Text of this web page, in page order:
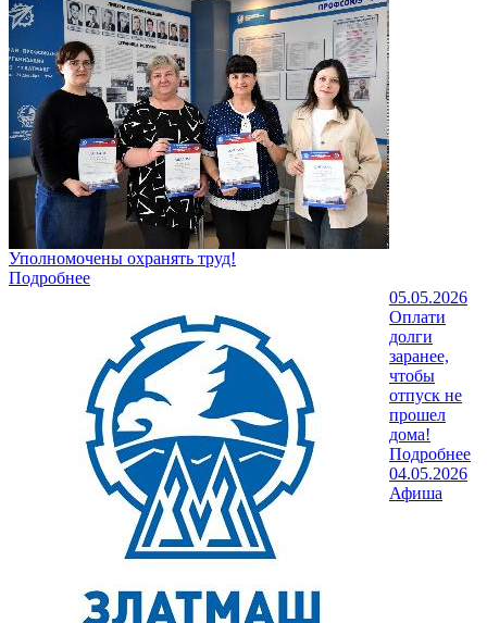
Уполномочены охранять труд!
Подробнее
05.05.2026
Оплати
долги
заранее,
чтобы
отпуск не
прошел
дома!
Подробнее
04.05.2026
Афиша